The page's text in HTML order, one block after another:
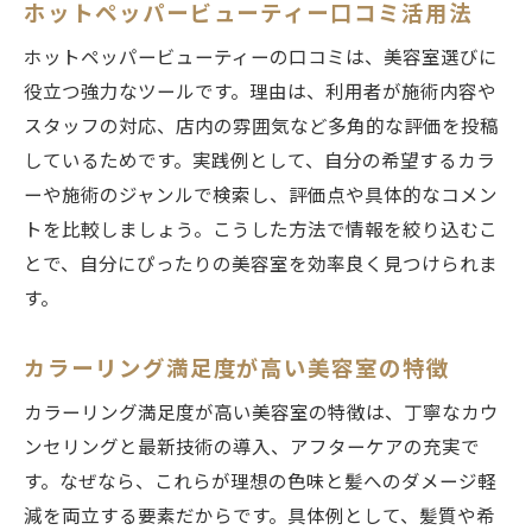
ホットペッパービューティー口コミ活用法
ホットペッパービューティーの口コミは、美容室選びに
役立つ強力なツールです。理由は、利用者が施術内容や
スタッフの対応、店内の雰囲気など多角的な評価を投稿
しているためです。実践例として、自分の希望するカラ
ーや施術のジャンルで検索し、評価点や具体的なコメン
トを比較しましょう。こうした方法で情報を絞り込むこ
とで、自分にぴったりの美容室を効率良く見つけられま
す。
カラーリング満足度が高い美容室の特徴
カラーリング満足度が高い美容室の特徴は、丁寧なカウ
ンセリングと最新技術の導入、アフターケアの充実で
す。なぜなら、これらが理想の色味と髪へのダメージ軽
減を両立する要素だからです。具体例として、髪質や希